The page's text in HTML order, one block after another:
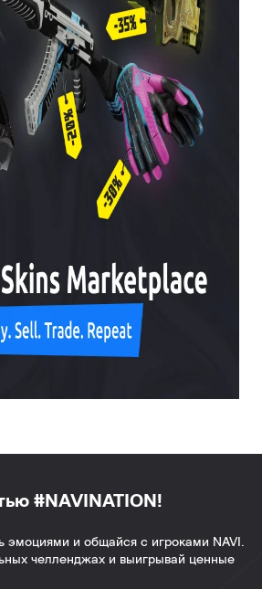
#NAVINATION!
эмоциями и общайся с игроками NAVI.
челленджах и выигрывай ценные